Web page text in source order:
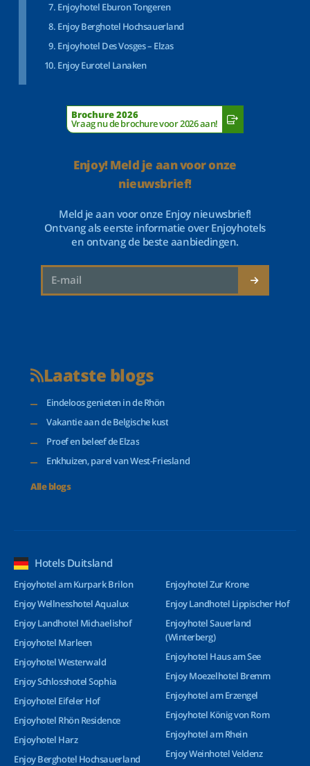
Enjoyhotel Eburon Tongeren
Enjoy Berghotel Hochsauerland
Enjoyhotel Des Vosges – Elzas
Enjoy Eurotel Lanaken
Brochure 2026
Vraag nu de brochure voor 2026 aan!
Enjoy! Meld je aan voor onze
nieuwsbrief!
Meld je aan voor onze Enjoy nieuwsbrief!
Ontvang als eerste informatie over Enjoyhotels
en ontvang de beste aanbiedingen.
Laatste blogs
Eindeloos genieten in de Rhön
Vakantie aan de Belgische kust
Proef en beleef de Elzas
Enkhuizen, parel van West-Friesland
Alle blogs
Hotels Duitsland
Enjoyhotel am Kurpark Brilon
Enjoy Wellnesshotel Aqualux
Enjoy Landhotel Michaelishof
Enjoyhotel Marleen
Enjoyhotel Westerwald
Enjoy Schlosshotel Sophia
Enjoyhotel Eifeler Hof
Enjoyhotel Rhön Residence
Enjoyhotel Harz
Enjoy Berghotel Hochsauerland
Enjoyhotel Zur Krone
Enjoy Landhotel Lippischer Hof
Enjoyhotel Sauerland
(Winterberg)
Enjoyhotel Haus am See
Enjoy Moezelhotel Bremm
Enjoyhotel am Erzengel
Enjoyhotel König von Rom
Enjoyhotel am Rhein
Enjoy Weinhotel Veldenz